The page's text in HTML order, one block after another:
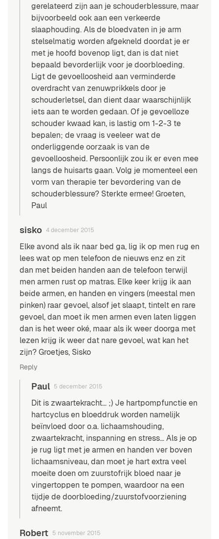
gerelateerd zijn aan jeschouderblessure, maar
bijvoorbeeld ook aan een verkeerde
slaaphouding. Als de bloedvaten in je arm
stelselmatig worden afgekneld doordat je er
met je hoofd bovenop ligt, dan is dat niet
bepaald bevorderlijk voor je doorbloeding.
Ligt de gevoelloosheid aan verminderde
overdracht van zenuwprikkels door je
schouderletsel, dan dient daar waarschijnlijk
iets aan te worden gedaan. Of je gevoelloze
schouder kwaad kan, is lastig om 1-2-3 te
bepalen; de vraag is veeleer wat de
onderliggende oorzaak is van de
gevoelloosheid. Persoonlijk zou ik er even mee
langs de huisarts gaan. Volg je momenteel een
vorm van therapie ter bevordering van de
schouderblessure? Sterkte ermee! Groeten,
Paul
sisko 4 december 2015
Elke avond als ik naar bed ga, lig ik op men rug en
lees wat op men telefoon de nieuws enz en zit
dan met beiden handen aan de telefoon terwijl
men armen rust op matras. Elke keer krijg ik aan
beide armen, en handen en vingers (meestal men
pinken) raar gevoel, alsof jet slaapt, tintelt en rare
gevoel, dan moet ik men armen even laten liggen
dan is het weer oké, maar als ik weer doorga met
lezen krijg ik weer dat nare gevoel, wat kan het
zijn? Groetjes, Sisko
Reply
Paul 5 december 2015
Dit is zwaartekracht… ;) Je hartpompfunctie en
hartcyclus en bloeddruk worden namelijk
beïnvloed door o.a. lichaamshouding,
zwaartekracht, inspanning en stress… Als je op
je rug ligt met je armen en handen ver boven
lichaamsniveau, dan moet je hart extra veel
moeite doen om zuurstofrijk bloed naar je
vingertoppen te pompen, waardoor na een
tijdje de doorbloeding/zuurstofvoorziening
afneemt.
Robert 5 november 2015